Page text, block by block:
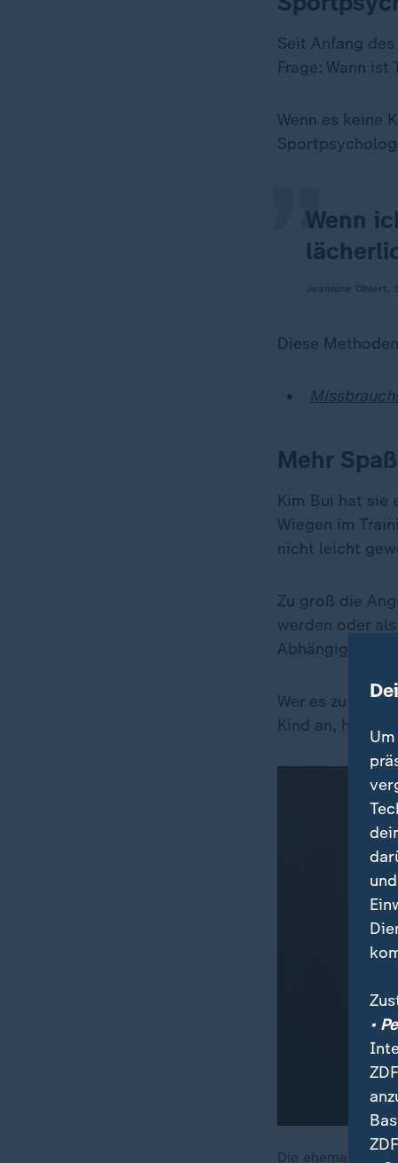
Seit Anfang
Frage: Wann
Wenn es keine
Wenn
„
Diese
Mehr
Kim Bui hat sie
Wiegen im
nicht leicht
Zu groß die
werden oder
Wer es zu
Kind an, hart zu
Die ehemalige
•